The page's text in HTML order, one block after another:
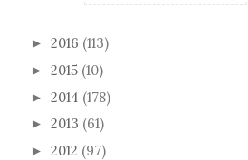
► 2016 (113)
► 2015 (10)
► 2014 (178)
► 2013 (61)
► 2012 (97)